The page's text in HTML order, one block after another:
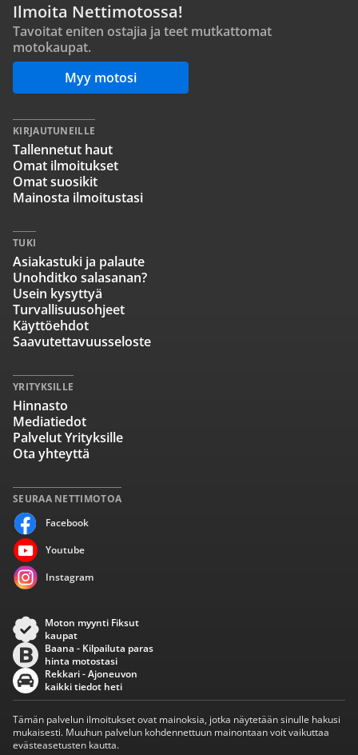
Ilmoita Nettimotossa!
Tavoitat eniten ostajia ja teet mutkattomat
motokaupat.
Myy motosi
SEURAA NETTIMOTOA
Facebook
Youtube
Instagram
KIRJAUTUNEILLE
Tallennetut haut
Omat ilmoitukset
Omat suosikit
Mainosta ilmoitustasi
TUKI
Asiakastuki ja palaute
Unohditko salasanan?
Usein kysyttyä
Turvallisuusohjeet
Käyttöehdot
Saavutettavuusseloste
YRITYKSILLE
Hinnasto
Mediatiedot
Palvelut Yrityksille
Ota yhteyttä
Moton myynti Fiksut
kaupat
Baana - Kilpailuta paras
hinta motostasi
Rekkari - Ajoneuvon
kaikki tiedot heti
Tämän palvelun ilmoitukset ovat mainoksia, jotka näytetään sinulle hakusi
mukaisesti. Muuhun palvelun kohdennettuun mainontaan voit vaikuttaa
evästeasetusten kautta.